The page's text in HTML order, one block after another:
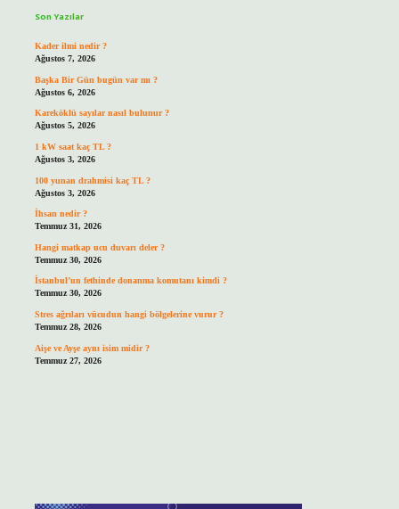
Son Yazılar
Kader ilmi nedir ?
Ağustos 7, 2026
Başka Bir Gün bugün var mı ?
Ağustos 6, 2026
Kareköklü sayılar nasıl bulunur ?
Ağustos 5, 2026
1 kW saat kaç TL ?
Ağustos 3, 2026
100 yunan drahmisi kaç TL ?
Ağustos 3, 2026
İhsan nedir ?
Temmuz 31, 2026
Hangi matkap ucu duvarı deler ?
Temmuz 30, 2026
İstanbul’un fethinde donanma komutanı kimdi ?
Temmuz 30, 2026
Stres ağrıları vücudun hangi bölgelerine vurur ?
Temmuz 28, 2026
Aişe ve Ayşe aynı isim midir ?
Temmuz 27, 2026